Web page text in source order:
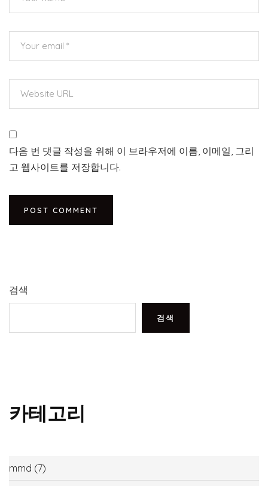
다음 번 댓글 작성을 위해 이 브라우저에 이름, 이메일, 그리
고 웹사이트를 저장합니다.
검색
검색
카테고리
mmd (7)